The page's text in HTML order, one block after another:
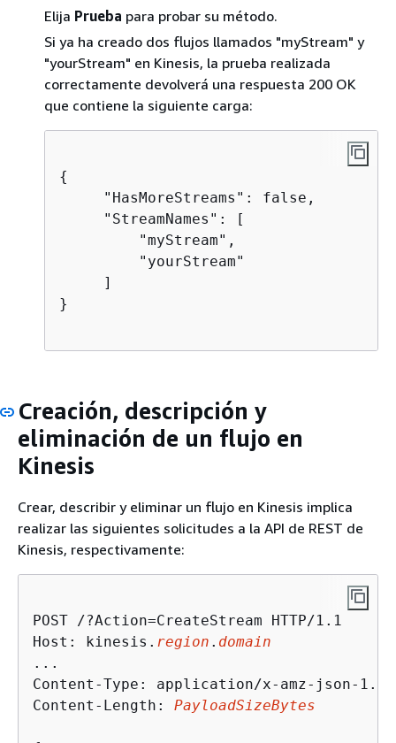
Elija Prueba para probar su método.
Si ya ha creado dos flujos llamados "myStream" y
"yourStream" en Kinesis, la prueba realizada
correctamente devolverá una respuesta 200 OK
que contiene la siguiente carga:
{
     "HasMoreStreams": false,
     "StreamNames": [
         "myStream",
         "yourStream"
     ]
}
Creación, descripción y
eliminación de un flujo en
Kinesis
Crear, describir y eliminar un flujo en Kinesis implica
realizar las siguientes solicitudes a la API de REST de
Kinesis, respectivamente:
POST /?Action=CreateStream HTTP/1.1
Host: kinesis. region . domain
...
Content-Type: application/x-amz-json-1.1
Content-Length: PayloadSizeBytes